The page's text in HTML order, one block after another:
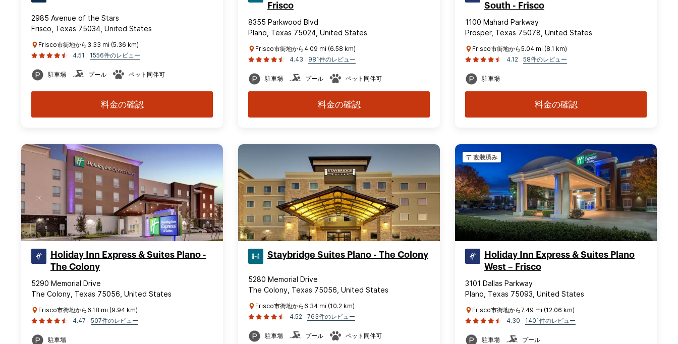
2985 Avenue of the Stars
Frisco, Texas 75034, United States
Frisco市街地から3.33 mi (5.36 km)
4.51
1556件のレビュー
駐車場 プール ペット同伴可
料金の確認
Frisco
8355 Parkwood Blvd
Plano, Texas 75024, United States
Frisco市街地から4.09 mi (6.58 km)
4.43
981件のレビュー
駐車場 プール ペット同伴可
料金の確認
South - Frisco
1100 Mahard Parkway
Prosper, Texas 75078, United States
Frisco市街地から5.04 mi (8.1 km)
4.12
58件のレビュー
駐車場
料金の確認
Holiday Inn Express & Suites Plano -
The Colony
5290 Memorial Drive
The Colony, Texas 75056, United States
Frisco市街地から6.18 mi (9.94 km)
4.47
507件のレビュー
駐車場
Staybridge Suites Plano - The Colony
5280 Memorial Drive
The Colony, Texas 75056, United States
Frisco市街地から6.34 mi (10.2 km)
4.52
763件のレビュー
駐車場 プール ペット同伴可
改装済み
Holiday Inn Express & Suites Plano
West – Frisco
3101 Dallas Parkway
Plano, Texas 75093, United States
Frisco市街地から7.49 mi (12.06 km)
4.30
1401件のレビュー
駐車場 プール